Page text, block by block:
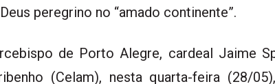
peregrino no “amado continente”.
de Porto Alegre, cardeal Jaime
(Celam), nesta quarta-feira (28/